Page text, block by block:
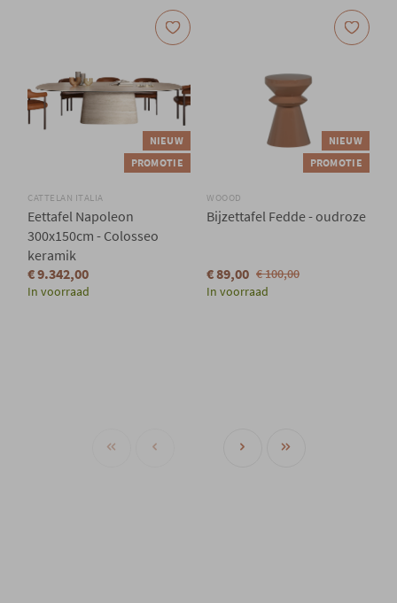
NIEUW
PROMOTIE
CATTELAN ITALIA
Eettafel Napoleon
300x150cm - Colosseo
keramik
€ 9.342,00
In voorraad
NIEUW
PROMOTIE
WOOOD
Bijzettafel Fedde - oudroze
€ 89,00 € 100,00
In voorraad